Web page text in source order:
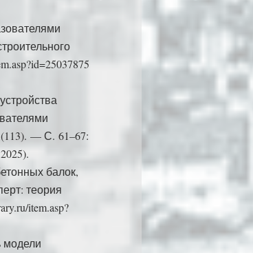
— С. 61–67:
балок,
теория
item.asp?
модели